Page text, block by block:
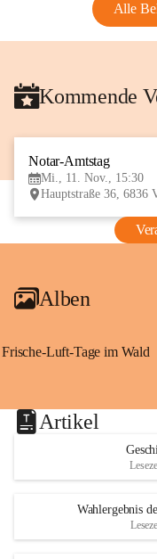
Alle
Kommende
Notar-Amtstag
Mi., 11. Nov., 15:30
Hauptstraße 36, 6836
Alben
Frische-Luft-Tage im Wald
Artikel
Wahlergebnis